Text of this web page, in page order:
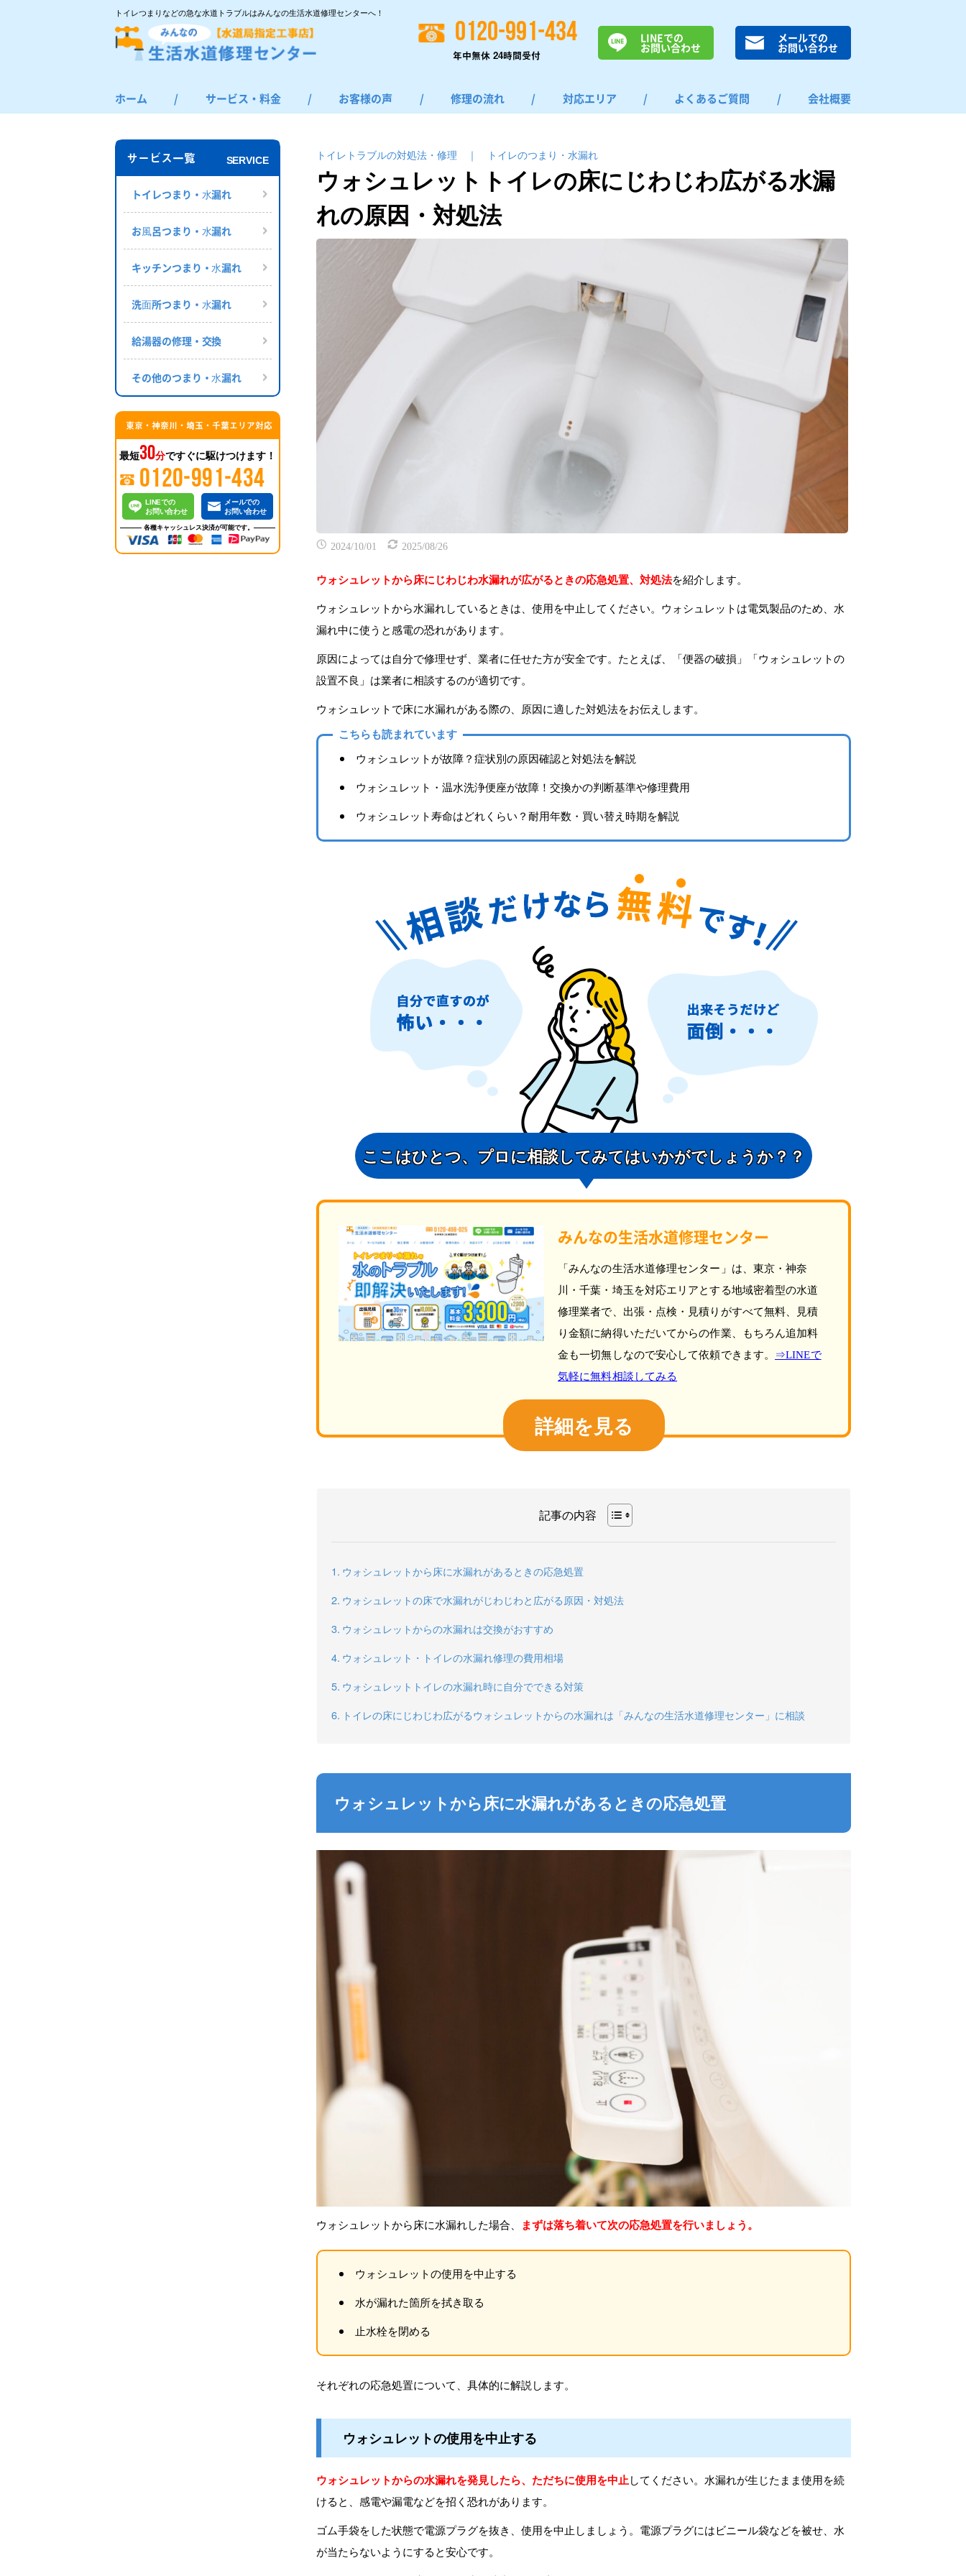
トイレつまりなどの急な水道トラブルはみんなの生活水道修理センターへ！
0120-991-434
年中無休 24時間受付
LINEでの
お問い合わせ
メールでの
お問い合わせ
ホーム / サービス・料金
トイレつまり・水漏れ
お風呂つまり・水漏れ
キッチンつまり・水漏れ
洗面所つまり・水漏れ
給湯器の修理・交換
その他のつまり・水漏れ
/ お客様の声 / 修理の流れ / 対応エリア / よくあるご質問 / 会社概要
サービス一覧 SERVICE
トイレつまり・⽔漏れ
お⾵呂つまり・⽔漏れ
キッチンつまり・⽔漏れ
洗⾯所つまり・⽔漏れ
給湯器の修理・交換
その他のつまり・⽔漏れ
東京・神奈川・埼玉・千葉エリア対応
最短30分ですぐに駆けつけます！
0120-991-434
LINEでの
お問い合わせ
メールでの
お問い合わせ
各種キャッシュレス決済が可能です。
トイレトラブルの対処法・修理 ｜ トイレのつまり・⽔漏れ
ウォシュレットトイレの床にじわじわ広がる水漏
れの原因・対処法
2024/10/01 2025/08/26
ウォシュレットから床にじわじわ水漏れが広がるときの応急処置、対処法を紹介します。
ウォシュレットから水漏れしているときは、使用を中止してください。ウォシュレットは電気製品のため、水
漏れ中に使うと感電の恐れがあります。
原因によっては自分で修理せず、業者に任せた方が安全です。たとえば、「便器の破損」「ウォシュレットの
設置不良」は業者に相談するのが適切です。
ウォシュレットで床に水漏れがある際の、原因に適した対処法をお伝えします。
こちらも読まれています
ウォシュレットが故障？症状別の原因確認と対処法を解説
ウォシュレット・温水洗浄便座が故障！交換かの判断基準や修理費用
ウォシュレット寿命はどれくらい？耐用年数・買い替え時期を解説
ここはひとつ、 プロに相談してみてはいかがでしょうか？？
みんなの生活水道修理センター
「みんなの生活水道修理センター」は、東京・神奈
川・千葉・埼玉を対応エリアとする地域密着型の水道
修理業者で、出張・点検・見積りがすべて無料、見積
り金額に納得いただいてからの作業、もちろん追加料
金も一切無しなので安心して依頼できます。
⇒LINEで
気軽に無料相談してみる
詳細を見る
記事の内容
ウォシュレットから床に水漏れがあるときの応急処置
ウォシュレットの床で水漏れがじわじわと広がる原因・対処法
ウォシュレットからの水漏れは交換がおすすめ
ウォシュレット・トイレの水漏れ修理の費用相場
ウォシュレットトイレの水漏れ時に自分でできる対策
トイレの床にじわじわ広がるウォシュレットからの水漏れは「みんなの生活水道修理センター」に相談
ウォシュレットから床に水漏れがあるときの応急処置
ウォシュレットから床に水漏れした場合、 まずは落ち着いて次の応急処置を行いましょう。
ウォシュレットの使用を中止する
水が漏れた箇所を拭き取る
止水栓を閉める
それぞれの応急処置について、具体的に解説します。
ウォシュレットの使用を中止する
ウォシュレットからの水漏れを発見したら、ただちに使用を中止してください。水漏れが生じたまま使用を続
けると、感電や漏電などを招く恐れがあります。
ゴム手袋をした状態で電源プラグを抜き、使用を中止しましょう。電源プラグにはビニール袋などを被せ、水
が当たらないようにすると安心です。